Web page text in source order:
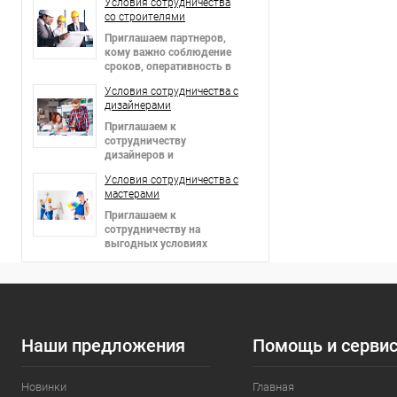
Условия сотрудничества
со строителями
Приглашаем партнеров,
кому важно соблюдение
сроков, оперативность в
гибкие цены!
Условия сотрудничества c
дизайнерами
Приглашаем к
сотрудничеству
дизайнеров и
предоставляем скидки!
Условия сотрудничества c
мастерами
Приглашаем к
сотрудничеству на
выгодных условиях
Наши предложения
Новинки
Помощь и
Главная